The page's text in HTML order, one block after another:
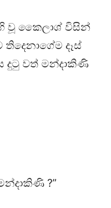
වූ කෛලාශ් විසින්
දෑස්
දුටු වත් මන්දාකිණි
?”